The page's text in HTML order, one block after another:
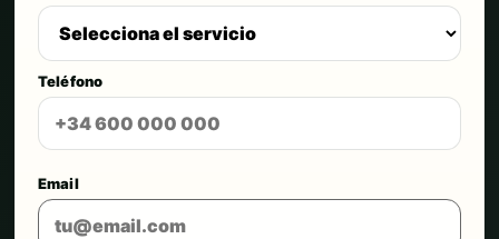
Teléfono
Email